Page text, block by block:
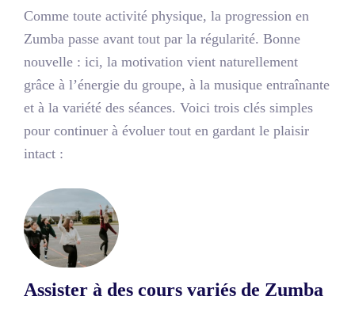
Comme toute activité physique, la progression en
Zumba passe avant tout par la régularité. Bonne
nouvelle : ici, la motivation vient naturellement
grâce à l’énergie du groupe, à la musique entraînante
et à la variété des séances. Voici trois clés simples
pour continuer à évoluer tout en gardant le plaisir
intact :
Assister à des cours variés de Zumba